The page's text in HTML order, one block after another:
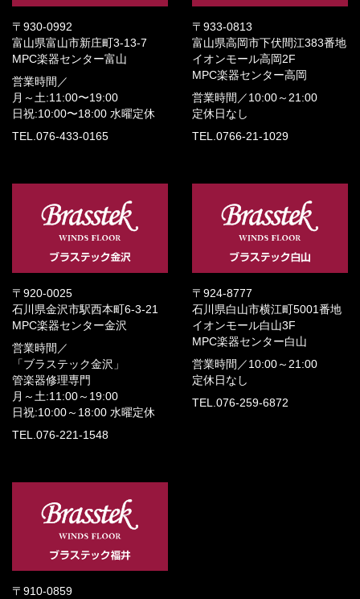
〒930-0992
富山県富山市新庄町3-13-7
MPC楽器センター富山
営業時間／
月～土:11:00〜19:00
日祝:10:00〜18:00 水曜定休
TEL.076-433-0165
〒933-0813
富山県高岡市下伏間江383番地
イオンモール高岡2F
MPC楽器センター高岡
営業時間／ 10:00～21:00
定休日なし
TEL.0766-21-1029
〒920-0025
石川県金沢市駅西本町6-3-21
MPC楽器センター金沢
営業時間／
「ブラステック金沢」
管楽器修理専門
月～土:11:00～19:00
日祝:10:00～18:00 水曜定休
TEL.076-221-1548
〒924-8777
石川県白山市横江町5001番地
イオンモール白山3F
MPC楽器センター白山
営業時間／ 10:00～21:00
定休日なし
TEL.076-259-6872
〒910-0859